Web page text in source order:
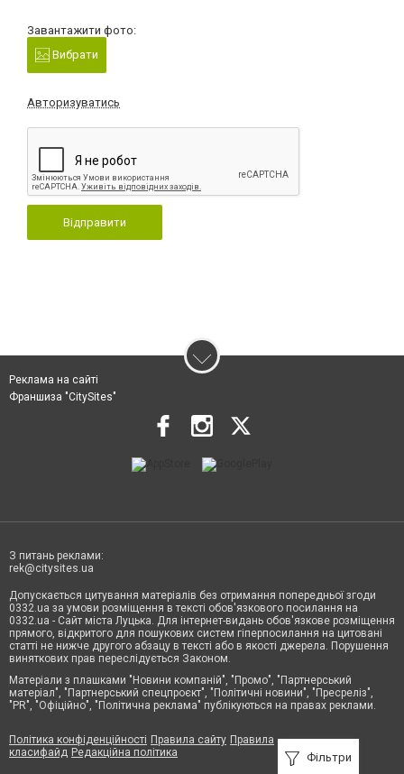
Завантажити фото:
Вибрати
Авторизуватись
Відправити
Фільтри
Реклама на сайті
Франшиза "CitySites"
З питань реклами:
rek@citysites.ua
Допускається цитування матеріалів без отримання попередньої згоди
0332.ua за умови розміщення в тексті обов'язкового посилання на
0332.ua - Сайт міста Луцька. Для інтернет-видань обов'язкове розміщення
прямого, відкритого для пошукових систем гіперпосилання на цитовані
статті не нижче другого абзацу в тексті або в якості джерела. Порушення
виняткових прав переслідується Законом.
Матеріали з плашками "Новини компаній", "Промо", "Партнерський
матеріал", "Партнерський спецпроєкт", "Політичні новини", "Пресреліз",
"PR", "Офіційно", "Політична реклама" публікуються на правах реклами.
Політика конфіденційності Правила сайту Правила
класифайд Редакційна політика